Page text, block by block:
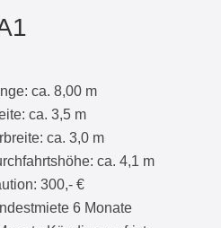
ca. 8,00 m
ca. 3,5 m
ca. 3,0 m
ca. 4,1 m
300,- €
6 Monate